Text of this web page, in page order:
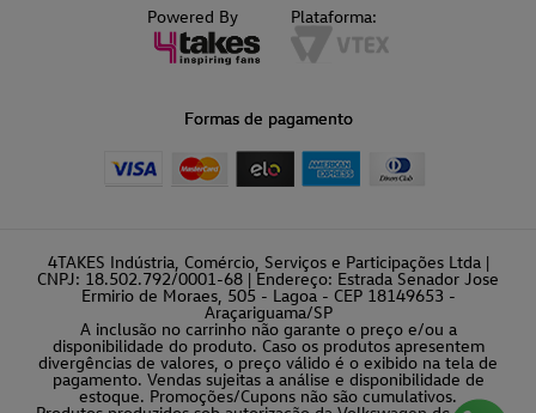
Powered By Plataforma:
Formas de pagamento
4TAKES Indústria, Comércio, Serviços e Participações Ltda |
CNPJ: 18.502.792/0001-68 | Endereço: Estrada Senador Jose
Ermirio de Moraes, 505 - Lagoa - CEP 18149653 -
Araçariguama/SP
A inclusão no carrinho não garante o preço e/ou a
disponibilidade do produto. Caso os produtos apresentem
divergências de valores, o preço válido é o exibido na tela de
pagamento. Vendas sujeitas a análise e disponibilidade de
estoque. Promoções/Cupons não são cumulativos.